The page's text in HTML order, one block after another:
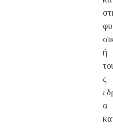
φυ
ή
ς
α